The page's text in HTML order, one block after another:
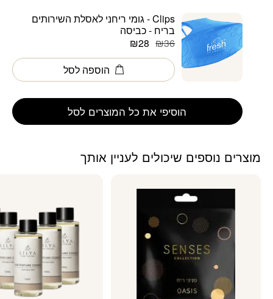
Clips - גומי ריחני לאסלת השירותים
בריח - כביסה
₪36
המחיר
המקורי
היה:
₪36.
₪28המחיר
הנוכחי
הוא:
₪28.
הוספה לסל
הוסיפי את כל המוצרים לסל
מוצרים נוספים שיכולים לעניין אותך